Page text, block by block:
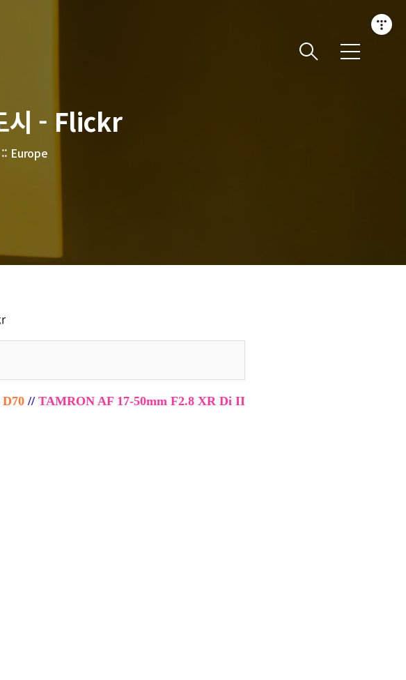
메
시 - Flickr
Europe
// TAMRON AF 17-50mm F2.8 XR Di II